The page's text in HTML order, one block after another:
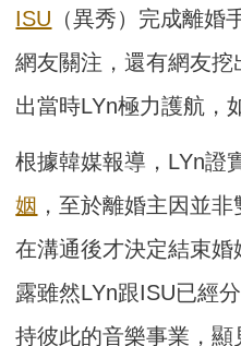
ISU （異秀）完成離婚
網友關注，還有網友挖
出當時LYn極力護航，
根據韓媒報導，LYn證
姻 ，至於離婚主因並
在溝通後才決定結束
露雖然LYn跟ISU已經
持彼此的音樂事業，顯